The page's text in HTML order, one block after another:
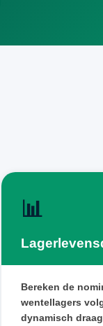
📊
Bereken de
wentellagers
dynamisch